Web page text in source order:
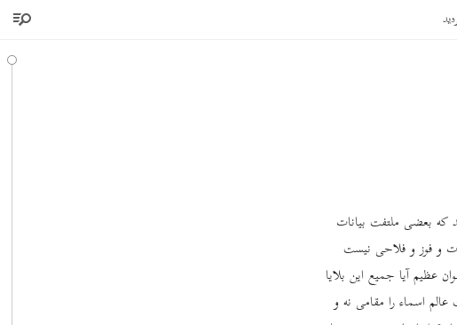
که بعضی ملتفت بیانات
و فوز و فلاحی نیست
عظیم آیا جمیع این بلایا
اسماء را مقامی نه و